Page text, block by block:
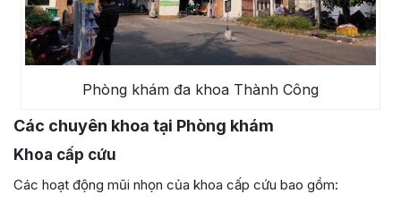
Phòng khám đa khoa Thành Công
Các chuyên khoa tại Phòng khám
Khoa cấp cứu
Các hoạt động mũi nhọn của khoa cấp cứu bao gồm: